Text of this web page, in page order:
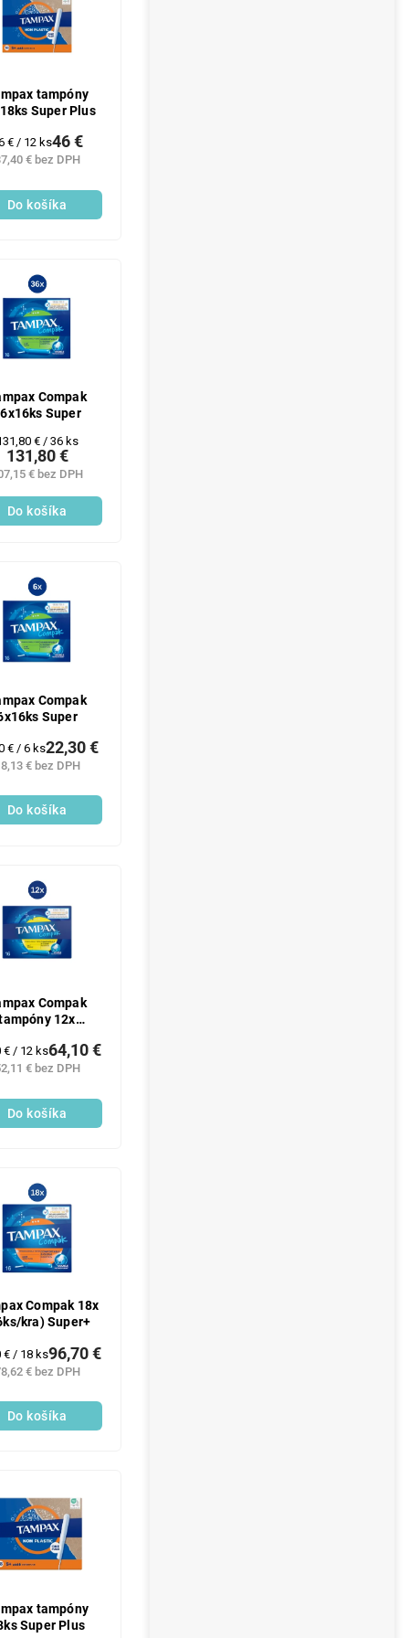
tampóny
Super Plus
€ bez DPH
46 €
€ / 12 ks
Do košíka
Compak
Super
€ bez DPH
131,80 €
cena:
€ / 36 ks
Do košíka
Compak
Super
€ bez DPH
22,30 €
€ / 6 ks
Do košíka
Compak
12x
€ bez DPH
64,10 €
€ / 12 ks
Do košíka
Compak 18x
kra) Super+
€ bez DPH
96,70 €
€ / 18 ks
Do košíka
tampóny
Super Plus